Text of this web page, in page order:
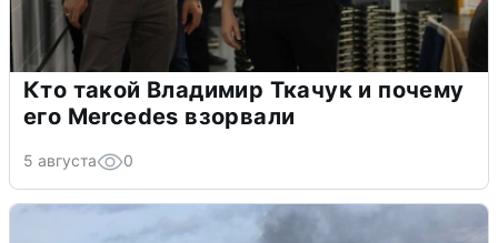
Кто такой Владимир Ткачук и почему
его Mercedes взорвали
5 августа 0